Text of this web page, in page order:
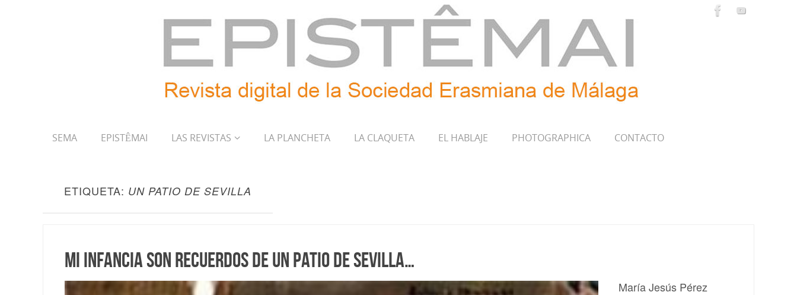
SEMA EPISTÊMAI LAS REVISTAS LA PLANCHETA LA CLAQUETA EL HABLAJE PHOTOGRAPHICA CONTACTO
ETIQUETA: UN PATIO DE SEVILLA
Mi infancia son recuerdos de un patio de Sevilla…
María Jesús Pérez